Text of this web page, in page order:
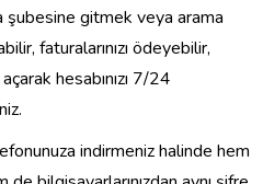
şubesine gitmek veya arama
faturalarınızı ödeyebilir,
hesabınızı 7/24
indirmeniz halinde hem